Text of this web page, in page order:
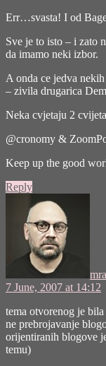
Err…svasta! I od
Sve je to isto – i zato
da imamo neki izbor.
A onda ce jedva
– zivila drugarica
Neka cvjetaju 2
@cronomy &
Keep up the good
Reply
7 June, 2007 at 14:12
tema otvorenog je
ne prebrojavanje
orijentiranih blogove
temu)